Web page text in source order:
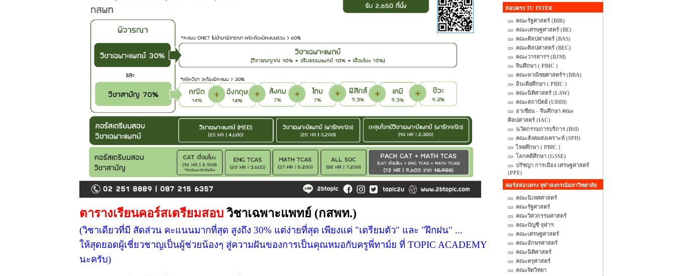
ตารางเรียนคอร์สเตรียมสอบวิชาเฉพาะแพทย์ (กสพท.)
(วิชาเดียวที่มี สัดส่วน คะแนนมากที่สุด สูงถึง 30% แต่ง่ายที่สุด เพียงแค่ "เตรียมตัว" และ "ฝึกฝน" ...
ให้สุดยอดผู้เชี่ยวชาญเป็นผู้ช่วยน้องๆ สู่ความฝันของการเป็นคุณหมอกับครูพี่ทาม์ย ที่ TOPIC ACADEMY
นะครับ)
สอบตรง TU INTER
คณะรัฐศาสตร์ (BIR)
คณะเศรษฐศาสตร์ (BE)
คณะศิลปศาสตร์ (BAS)
คณะศิลปศาสตร์ (BEC)
คณะวารสารฯ (BJM)
จีนศึกษา ( PBIC )
คณะพาณิชยศาสตร์ฯ (BBA)
อินเดียศึกษา ( PBIC )
คณะนิติศาสตร์ (LAW)
คณะสถาปัตย์ (UDDI)
อาเซียน - จีนศึกษา คณะ
ศิลปศาสตร์ (IAC)
นวัตกรรมการบริการ (BSI)
คณะสังคมสงเคราะห์ (SPD)
ไทยศึกษา ( PBIC )
โลกคดีศึกษา (GSSE)
ปรัชญา การเมือง เศรษฐศาสตร์
(PPE)
คอร์สสอบตรง จุฬาลงกรณ์มหาวิทยาลัย
คณะนิเทศศาสตร์
คณะรัฐศาสตร์
คณะวิศวกรรมศาสตร์
คณะบัญชี จุฬาฯ
คณะเศรษฐศาสตร์
คณะอักษรศาสตร์
คณะนิติศาสตร์
คณะครุศาสตร์
คณะจิตวิทยา